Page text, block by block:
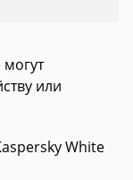
или
White